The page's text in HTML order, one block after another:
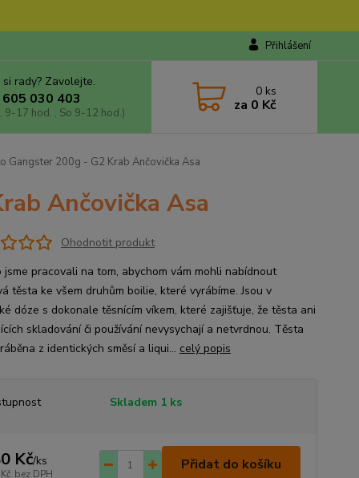
Přihlášení
rady? Zavolejte.
030 403
9-17 hod. , So 9-12 hod.)
0 ks
za 0 Kč
Gangster 200g - G2 Krab Ančovička Asa
Ančovička Asa
Ohodnotit produkt
jsme pracovali na tom, abychom vám mohli nabídnout
těsta ke všem druhům boilie, které vyrábíme. Jsou v
dóze s dokonale těsnícím víkem, které zajišťuje, že těsta ani
skladování či používání nevysychají a netvrdnou. Těsta
z identických směsí a liqui... celý popis
Skladem 1 ks
Kč/ks
bez DPH
Přidat do košíku